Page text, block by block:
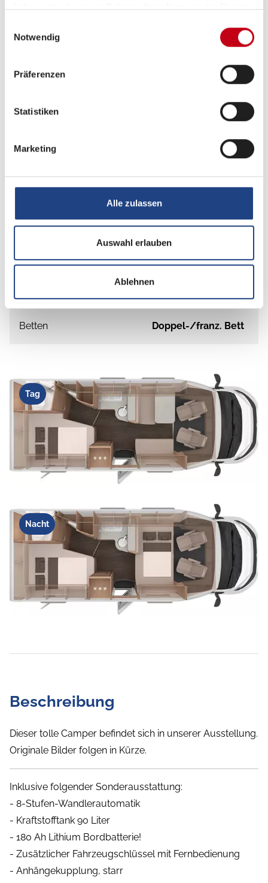
haben oder die sie im Rahmen Ihrer Nutzung der Dienste
Notwendig
Präferenzen
Statistiken
Marketing
Alle zulassen
Auswahl erlauben
Ablehnen
Schlafplätze 2
Betten Doppel-/franz. Bett
Tag
Nacht
Beschreibung
Dieser tolle Camper befindet sich in unserer Ausstellung.
Originale Bilder folgen in Kürze.
Inklusive folgender Sonderausstattung:
- 8-Stufen-Wandlerautomatik
- Kraftstofftank 90 Liter
- 180 Ah Lithium Bordbatterie!
- Zusätzlicher Fahrzeugschlüssel mit Fernbedienung
- Anhängekupplung, starr